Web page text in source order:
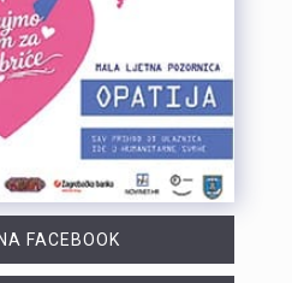
FACEBOOK